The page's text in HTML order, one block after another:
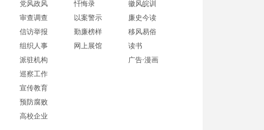
党风政风
审查调查
信访举报
组织人事
派驻机构
巡察工作
宣传教育
预防腐败
高校企业
忏悔录
以案警示
勤廉榜样
网上展馆
徽风皖训
廉史今读
移风易俗
读书
广告·漫画